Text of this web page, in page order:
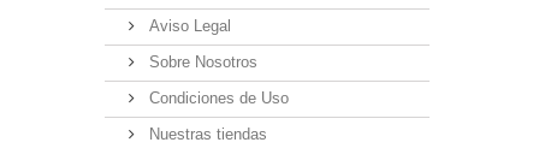
Aviso Legal
Sobre Nosotros
Condiciones de Uso
Nuestras tiendas